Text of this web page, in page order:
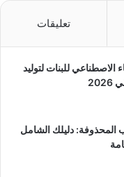
تعليقات
الاصطناعي للبنات لتوليد
المحذوفة: دليلك الشامل